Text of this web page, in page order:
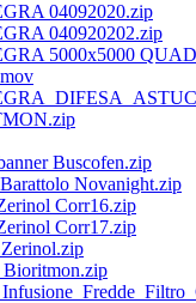
04092020.zip
040920202.zip
5000x5000
Buscofen.zip
Novanight.zip
Corr16.zip
Corr17.zip